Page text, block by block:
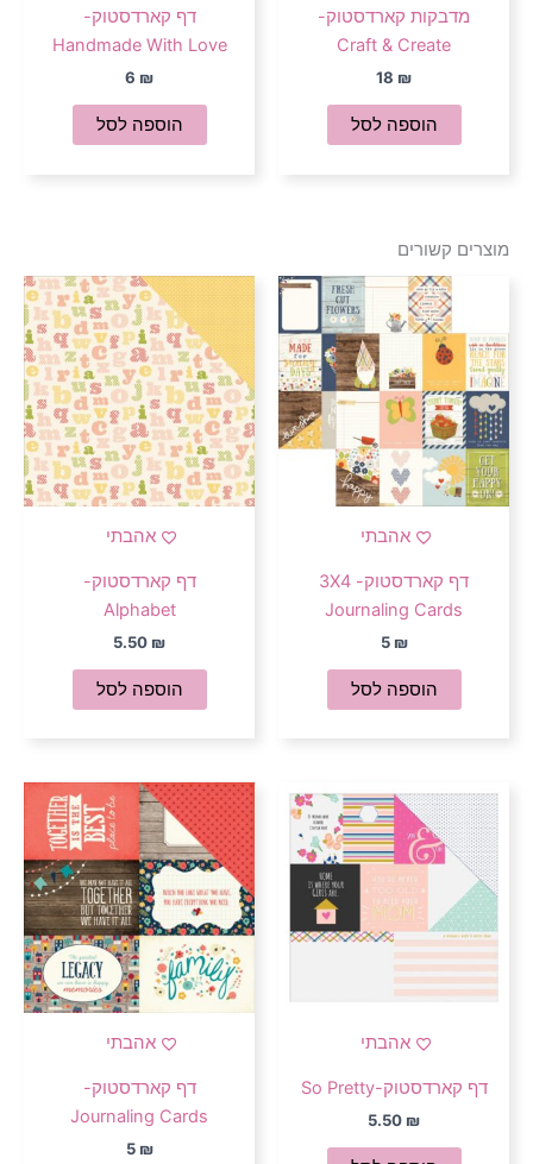
מדבקות קארדסטוק-
Craft & Create
18 ₪
הוספה לסל
דף קארדסטוק-
Handmade With Love
6 ₪
הוספה לסל
מוצרים קשורים
אהבתי
דף קארדסטוק- 3X4
Journaling Cards
5 ₪
הוספה לסל
אהבתי
דף קארדסטוק-
Alphabet
5.50 ₪
הוספה לסל
אהבתי
דף קארדסטוק-So Pretty
5.50 ₪
אהבתי
דף קארדסטוק-
Journaling Cards
5 ₪